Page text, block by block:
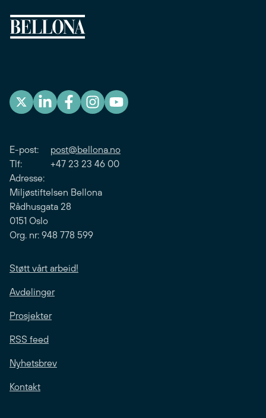
E-post: post@bellona.no
Tlf: +47 23 23 46 00
Adresse:
Miljøstiftelsen Bellona
Rådhusgata 28
0151 Oslo
Org. nr: 948 778 599
Støtt vårt arbeid!
Avdelinger
Prosjekter
RSS feed
Nyhetsbrev
Kontakt